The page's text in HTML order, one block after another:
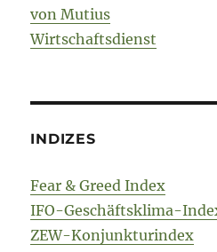
von Mutius
Wirtschaftsdienst
INDIZES
Fear & Greed Index
IFO-Geschäftsklima-
ZEW-Konjunkturindex